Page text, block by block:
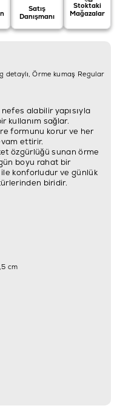
Satış
Danışmanı
Stoktaki
Mağazalar
detaylı, Örme kumaş Regular
alabilir yapısıyla
kullanım sağlar.
formunu korur ve her
ettirir.
özgürlüğü sunan örme
boyu rahat bir
ile konforludur ve günlük
biridir.
cm